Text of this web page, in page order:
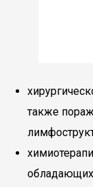
также
обладающих